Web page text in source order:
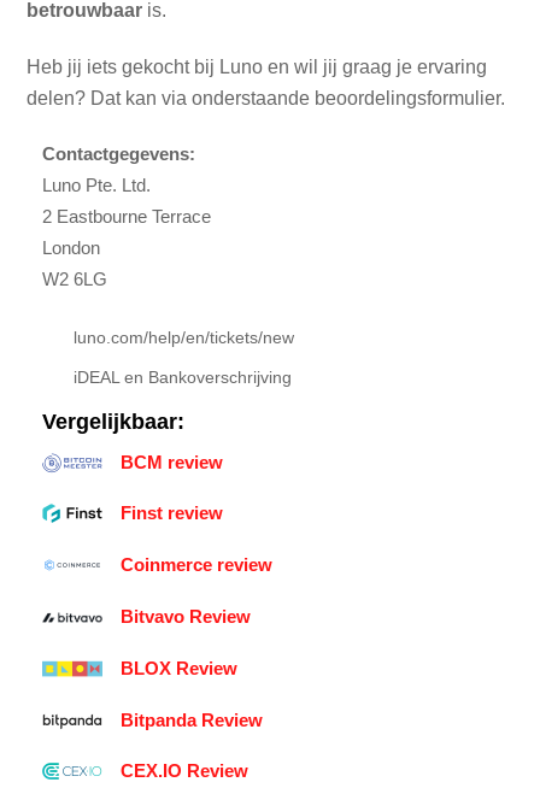
betrouwbaar is.
Heb jij iets gekocht bij Luno en wil jij graag je ervaring
delen? Dat kan via onderstaande beoordelingsformulier.
Contactgegevens:
Luno Pte. Ltd.
2 Eastbourne Terrace
London
W2 6LG
luno.com/help/en/tickets/new
iDEAL en Bankoverschrijving
Vergelijkbaar:
BCM review
Finst review
Coinmerce review
Bitvavo Review
BLOX Review
Bitpanda Review
CEX.IO Review